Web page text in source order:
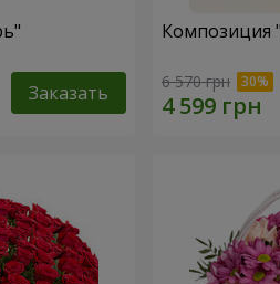
Заказать
Композиция
6 570 грн